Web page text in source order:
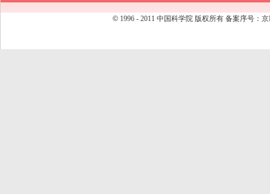
© 1996 - 2011 中国科学院 版权所有 备案序号：